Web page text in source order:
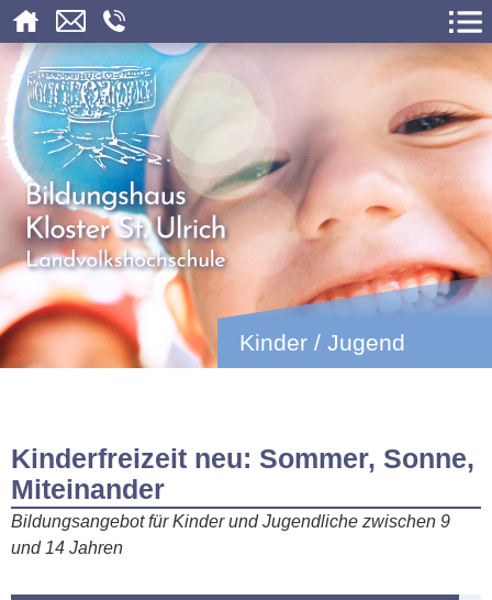
Kinder / Jugend
Kinderfreizeit neu: Sommer, Sonne,
Miteinander
Bildungsangebot für Kinder und Jugendliche zwischen 9
und 14 Jahren